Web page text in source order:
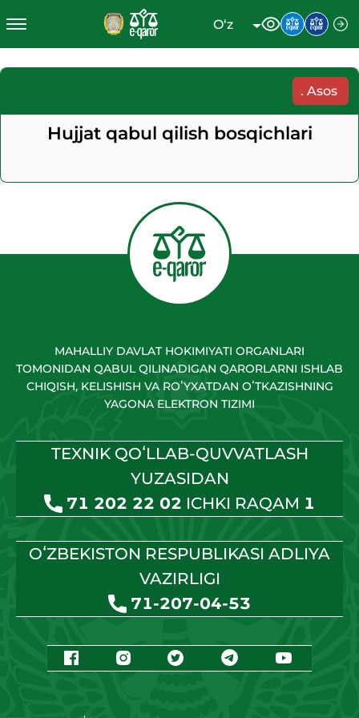
O‘z
. Asos
Hujjat qabul qilish bosqichlari
MAHALLIY DAVLAT HOKIMIYATI ORGANLARI
TOMONIDAN QABUL QILINADIGAN QARORLARNI ISHLAB
CHIQISH, KELISHISH VA ROʻYXATDAN OʻTKAZISHNING
YAGONA ELEKTRON TIZIMI
TEXNIK QOʻLLAB-QUVVATLASH
YUZASIDAN
71 202 22 02 ICHKI RAQAM 1
OʻZBEKISTON RESPUBLIKASI ADLIYA
VAZIRLIGI
71-207-04-53